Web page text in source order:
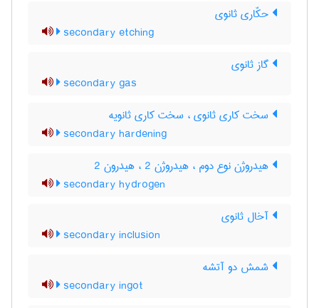
حکّاری ثانوی
secondary etching
گاز ثانوی
secondary gas
سخت کاری ثانوی ، سخت کاری ثانویه
secondary hardening
هیدروژن نوع دوم ، هیدروژن 2 ، هیدرون 2
secondary hydrogen
آخال ثانوی
secondary inclusion
شمش دو آتشه
secondary ingot